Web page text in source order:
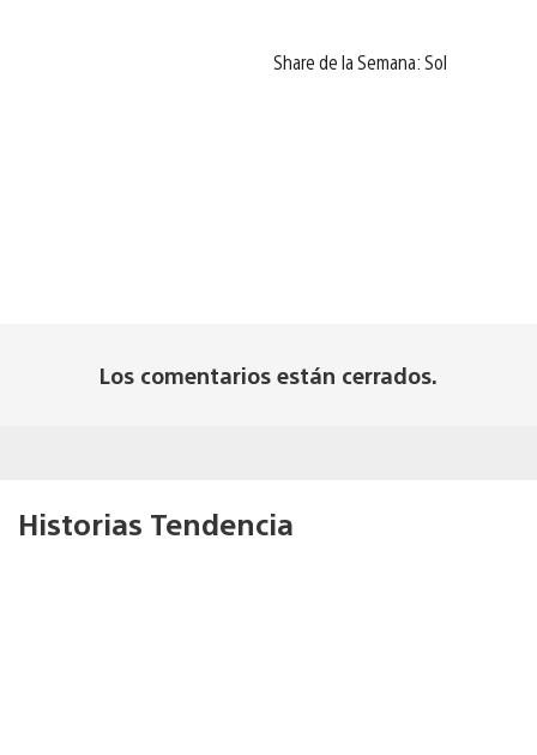
Share de la Semana: Sol
Los comentarios están cerrados.
Historias Tendencia